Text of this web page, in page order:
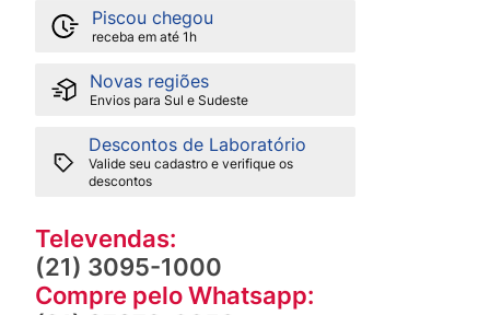
Piscou chegou
receba em até 1h
Novas regiões
Envios para Sul e Sudeste
Descontos de Laboratório
Valide seu cadastro e verifique os
descontos
Televendas:
(21) 3095-1000
Compre pelo Whatsapp: